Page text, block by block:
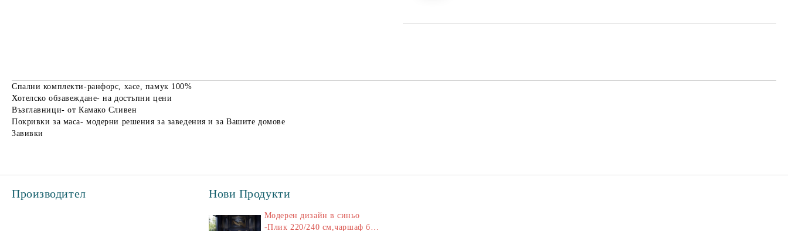
Спални комплекти-ранфорс, хасе, памук 100%
Хотелско обзавеждане- на достъпни цени
Възглавници- от Камако Сливен
Покривки за маса- модерни решения за заведения и за Вашите домове
Завивки
Производител Нови Продукти
Модерен дизайн в синьо
-Плик 220/240 см,чаршаф без